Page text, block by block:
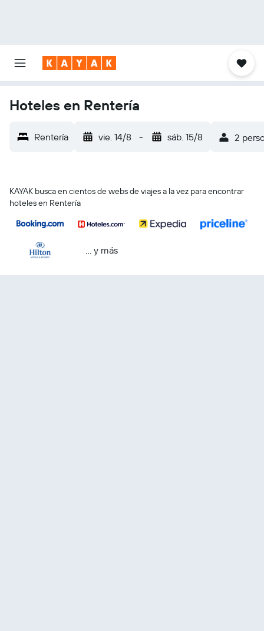
Hoteles en Rentería
Rentería vie. 14/8 - sáb. 15/8 2
KAYAK busca en cientos de webs de viajes a la vez para encontrar
hoteles en Rentería
… y más